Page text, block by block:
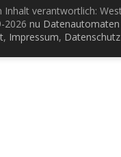
Inhalt verantwortlich:
2026 nu
, Impressum, Datenschutz